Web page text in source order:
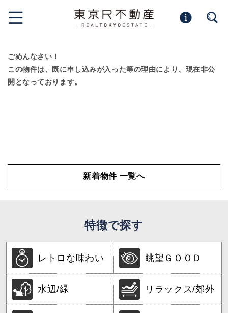
ごめんなさい！
この物件は、既に申し込みが入った等の理由により、現在非公
開となっております。
新着物件 一覧へ
特徴で探す
レトロな味わい 眺望ＧＯＯＤ
水辺/緑 リラックス/郊外